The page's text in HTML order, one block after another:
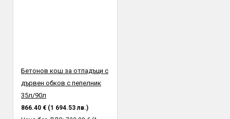
Бетонов кош за отпадъци с
дървен обков с пепелник
35л/90л
866.40 € (1 694.53 лв.)